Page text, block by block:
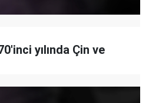
yılında Çin ve